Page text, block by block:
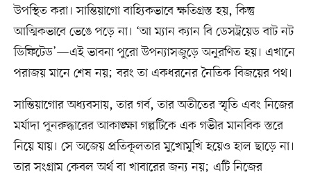
উপস্থিত করা। সান্তিয়াগো বাহ্যিকভাবে ক্ষতিগ্রস্ত হয়, কিন্তু
আত্মিকভাবে ভেঙে পড়ে না। ‘আ ম্যান ক্যান বি ডেসট্রয়েড বাট নট
ডিফিটেড’—এই ভাবনা পুরো উপন্যাসজুড়ে অনুরণিত হয়। এখানে
পরাজয় মানে শেষ নয়; বরং তা একধরনের নৈতিক বিজয়ের পথ।
সান্তিয়াগোর অধ্যবসায়, তার গর্ব, তার অতীতের স্মৃতি এবং নিজের
মর্যাদা পুনরুদ্ধারের আকাঙ্ক্ষা গল্পটিকে এক গভীর মানবিক স্তরে
নিয়ে যায়। সে অজেয় প্রতিকূলতার মুখোমুখি হয়েও হাল ছাড়ে না।
তার সংগ্রাম কেবল অর্থ বা খাবারের জন্য নয়; এটি নিজের